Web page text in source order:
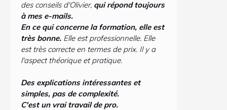
des conseils d'Olivier, qui répond toujours
à mes e-mails.
En ce qui concerne la formation, elle est
très bonne. Elle est professionnelle. Elle
est très correcte en termes de prix. Il y a
l'aspect théorique et pratique.
Des explications intéressantes et
simples, pas de complexité.
C'est un vrai travail de pro.